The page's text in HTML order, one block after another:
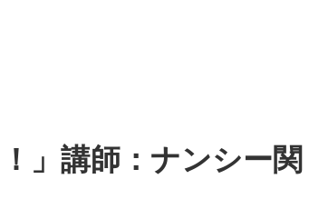
」講師：ナンシー関